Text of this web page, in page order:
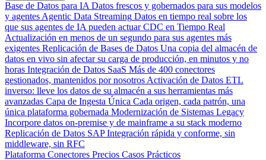
Base de Datos para IA Datos frescos y gobernados para sus modelos
y agentes Agentic Data Streaming Datos en tiempo real sobre los
que sus agentes de IA pueden actuar CDC en Tiempo Real
Actualización en menos de un segundo para sus agentes más
exigentes Replicación de Bases de Datos Una copia del almacén de
datos en vivo sin afectar su carga de producción, en minutos y no
horas Integración de Datos SaaS Más de 400 conectores
gestionados, mantenidos por nosotros Activación de Datos ETL
inverso: lleve los datos de su almacén a sus herramientas más
avanzadas Capa de Ingesta Única Cada origen, cada patrón, una
única plataforma gobernada Modernización de Sistemas Legacy
Incorpore datos on-premise y de mainframe a su stack moderno
Replicación de Datos SAP Integración rápida y conforme, sin
middleware, sin RFC
Plataforma Conectores Precios Casos Prácticos